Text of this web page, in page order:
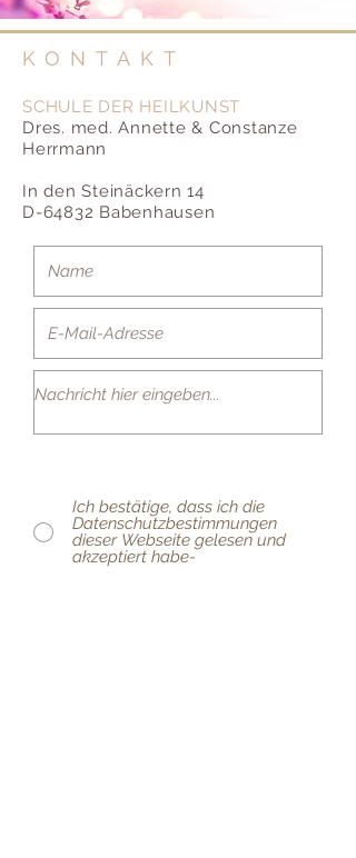
KONTAKT
SCHULE DER HEILKUNST
Dres. med. Annette & Constanze
Herrmann
In den Steinäckern 14
D-64832 Babenhausen
Ich bestätige, dass ich die
Datenschutzbestimmungen
dieser Webseite gelesen und
akzeptiert habe-